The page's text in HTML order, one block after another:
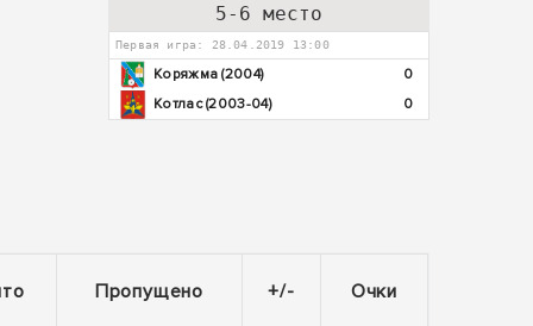
5-6 место
Первая игра: 28.04.2019 13:00
Коряжма (2004)
0
Котлас (2003-04)
0
Пропущено +/- Очки